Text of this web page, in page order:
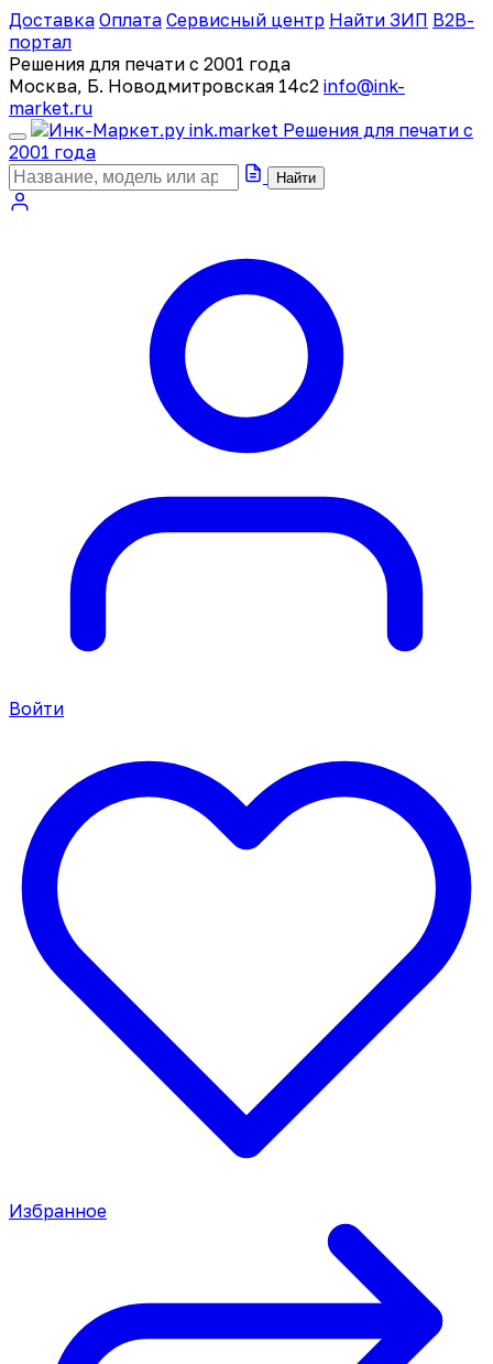
Доставка Оплата Сервисный центр Найти ЗИП B2B-
портал
Решения для печати с 2001 года
Москва, Б. Новодмитровская 14с2 info@ink-
market.ru
ink.market Решения для печати с
2001 года
Найти
Войти
Избранное